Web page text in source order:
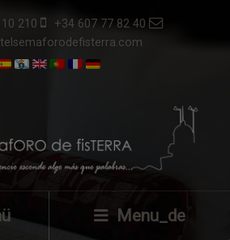
210
+34 607 77 82 40
Menu_de